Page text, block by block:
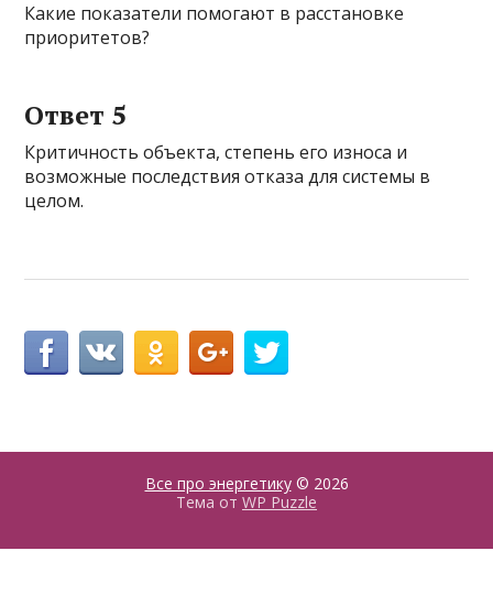
Какие показатели помогают в расстановке
приоритетов?
Ответ 5
Критичность объекта, степень его износа и
возможные последствия отказа для системы в
целом.
Все про энергетику© 2026
Тема от WP Puzzle